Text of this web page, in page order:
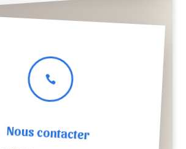

Nous contacter